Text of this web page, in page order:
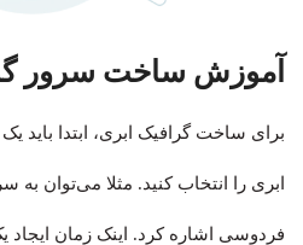
آموزش ساخت سرور
برای ساخت گرافیک ابری، ابتدا باید
ابری را انتخاب کنید. مثلا می‌توان
فردوسی اشاره کرد. اینک زمان ایجاد